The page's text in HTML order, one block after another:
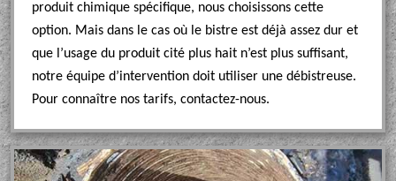
produit chimique spécifique, nous choisissons cette
option. Mais dans le cas où le bistre est déjà assez dur et
que l’usage du produit cité plus hait n’est plus suffisant,
notre équipe d’intervention doit utiliser une débistreuse.
Pour connaître nos tarifs, contactez-nous.